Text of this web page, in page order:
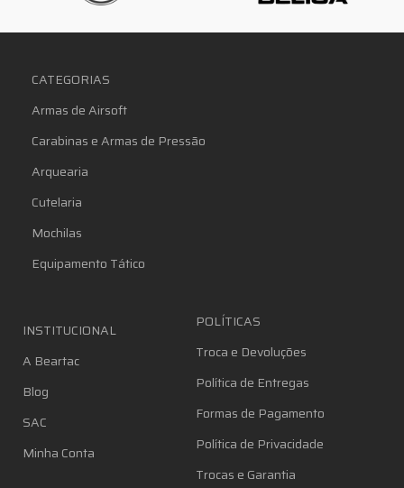
CATEGORIAS
Armas de Airsoft
Carabinas e Armas de Pressão
Arquearia
Cutelaria
Mochilas
Equipamento Tático
INSTITUCIONAL
A Beartac
Blog
SAC
Minha Conta
POLÍTICAS
Troca e Devoluções
Política de Entregas
Formas de Pagamento
Política de Privacidade
Trocas e Garantia